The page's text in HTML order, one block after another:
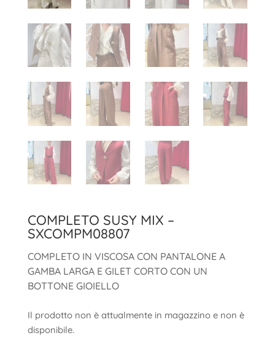
COMPLETO SUSY MIX –
SXCOMPM08807
COMPLETO IN VISCOSA CON PANTALONE A
GAMBA LARGA E GILET CORTO CON UN
BOTTONE GIOIELLO
Il prodotto non è attualmente in magazzino e non è
disponibile.